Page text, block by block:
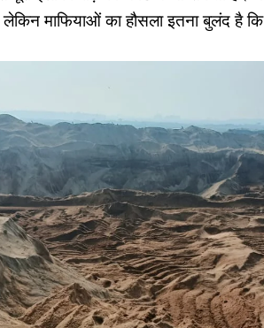
माफियाओं का हौसला इतना बुलंद है